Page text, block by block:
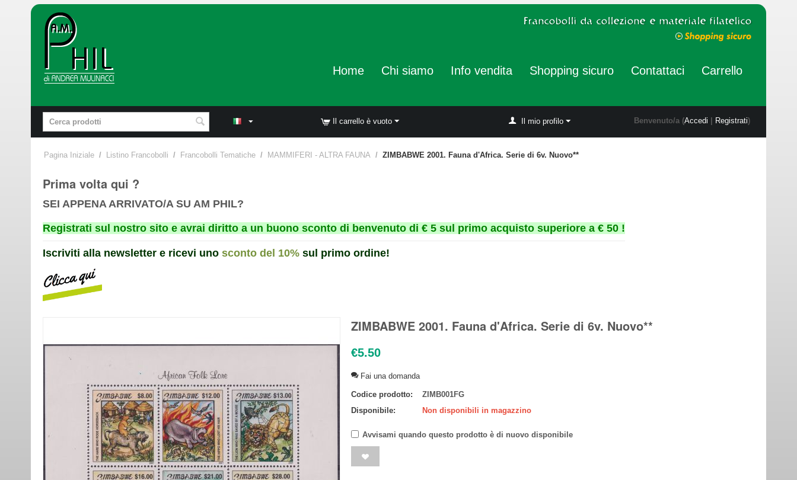
Home Chi siamo Info vendita Shopping sicuro Contattaci Carrello
Il carrello è vuoto Il mio profilo Benvenuto/a (Accedi Registrati)
Pagina Iniziale / Listino Francobolli / Francobolli Tematiche / MAMMIFERI - ALTRA FAUNA / ZIMBABWE 2001. Fauna d'Africa. Serie di 6v. Nuovo**
Prima volta qui ?
SEI APPENA ARRIVATO/A SU AM PHIL?
Registrati sul nostro sito e avrai diritto a un buono sconto di benvenuto di € 5 sul primo acquisto superiore a € 50 !
Iscriviti alla newsletter e ricevi uno sconto del 10% sul primo ordine!
ZIMBABWE 2001. Fauna d'Africa. Serie di 6v. Nuovo**
€5.50
Fai una domanda
Codice prodotto:
ZIMB001FG
Disponibile:
Non disponibili in magazzino
Avvisami quando questo prodotto è di nuovo disponibile